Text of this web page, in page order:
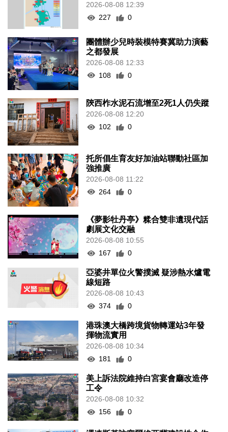
2026-08-08 12:39
227
0
團體辦少兒時裝模特賽冀助力演藝
之都發展
2026-08-08 12:33
108
0
陝西柞水泥石流增至2死1人仍失蹤
2026-08-08 12:20
102
0
托所倡生育友好加油站聯動社區加
強推廣
2026-08-08 11:22
264
0
《夢影牡丹亭》糅合雙非遺現代話
劇展文化交融
2026-08-08 10:55
167
0
亞婆井單位火警撲滅 疑涉熱水爐電
線短路
2026-08-08 10:43
374
0
港珠澳大橋跨境貨物轉運站3年發
揮物流實用
2026-08-08 10:34
181
0
美上訴法院維持白宮宴會廳改造停
工令
2026-08-08 10:32
156
0